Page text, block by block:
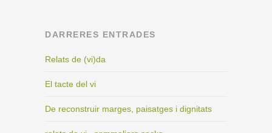
DARRERES ENTRADES
Relats de (vi)da
El tacte del vi
De reconstruir marges, paisatges i dignitats